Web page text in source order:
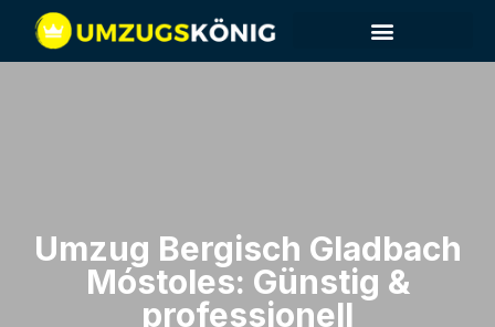
Umzug Bergisch Gladbach​
Móstoles: Günstig &
professionell​